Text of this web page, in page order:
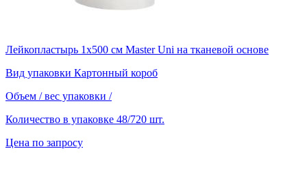
Лейкопластырь 1х500 см Master Uni на тканевой основе
Вид упаковки Картонный короб
Объем / вес упаковки /
Количество в упаковке 48/720 шт.
Цена по запросу